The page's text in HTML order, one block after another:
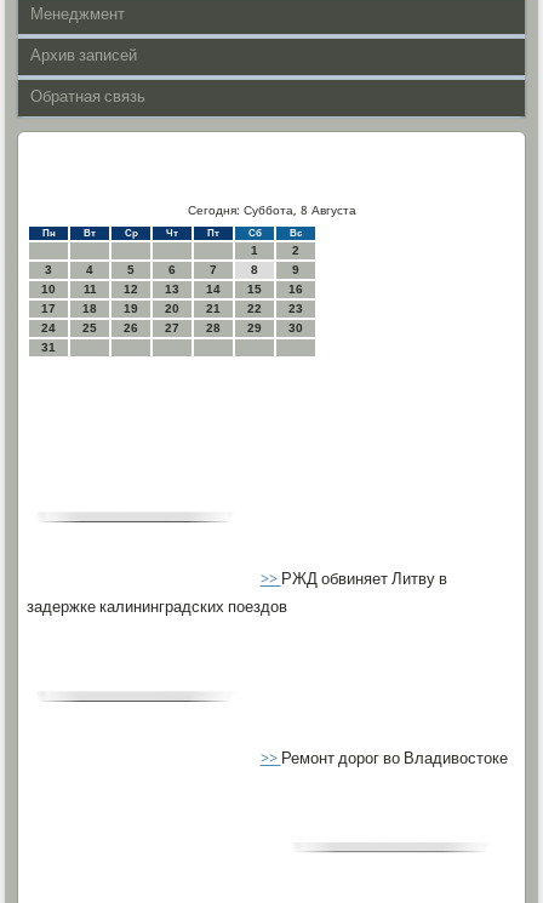
Менеджмент
Архив записей
Обратная связь
Сегодня: Суббота, 8 Августа
Пн Вт Ср Чт Пт Сб Вс
1
2
3
4 5 6 7 8
9
10
11 12 13 14 15
16
17
18 19 20 21 22
23
24
25 26 27 28 29
30
31
>>РЖД обвиняет Литву в
задержке калининградских поездов
>>Ремонт дорог во Владивостоке